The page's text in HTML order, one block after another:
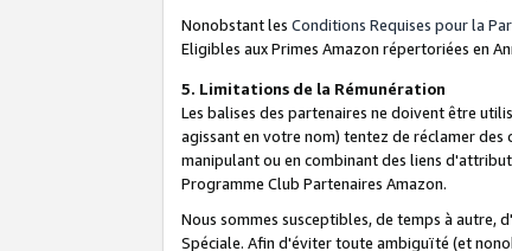
Nonobstant les Conditions Requises pour la
Eligibles aux Primes Amazon répertoriées en
5. Limitations de la Rémunération
Les balises des partenaires ne doivent être
agissant en votre nom) tentez de réclamer
manipulant ou en combinant des liens
Programme Club Partenaires Amazon.
Nous sommes susceptibles, de temps à autre,
Spéciale. Afin d'éviter toute ambiguïté (et